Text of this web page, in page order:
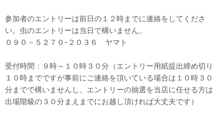
参加者のエントリーは前日の１２時までに連絡をしてくださ
い。虫のエントリーは当日で構いません。
０９０－５２７０-２０３６ ヤマト
受付時間：９時～１０時３０分（エントリー用紙提出締め切り
１０時までですが事前にご連絡を頂いている場合は１０時３０
分までで構いませんし、エントリーの抽選を当店に任せる方は
出場階級の３０分まえまでにお越し頂ければ大丈夫です）